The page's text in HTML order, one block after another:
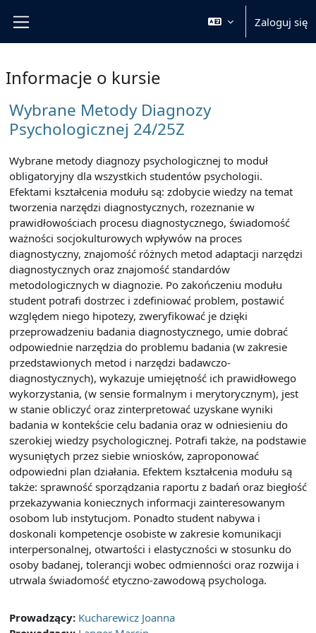
Zaloguj się
Informacje o kursie
Wybrane Metody Diagnozy
Psychologicznej 24/25Z
Wybrane metody diagnozy psychologicznej to moduł
obligatoryjny dla wszystkich studentów psychologii.
Efektami kształcenia modułu są: zdobycie wiedzy na temat
tworzenia narzędzi diagnostycznych, rozeznanie w
prawidłowościach procesu diagnostycznego, świadomość
ważności socjokulturowych wpływów na proces
diagnostyczny, znajomość różnych metod adaptacji narzędzi
diagnostycznych oraz znajomość standardów
metodologicznych w diagnozie. Po zakończeniu modułu
student potrafi dostrzec i zdefiniować problem, postawić
względem niego hipotezy, zweryfikować je dzięki
przeprowadzeniu badania diagnostycznego, umie dobrać
odpowiednie narzędzia do problemu badania (w zakresie
przedstawionych metod i narzędzi badawczo-
diagnostycznych), wykazuje umiejętność ich prawidłowego
wykorzystania, (w sensie formalnym i merytorycznym), jest
w stanie obliczyć oraz zinterpretować uzyskane wyniki
badania w kontekście celu badania oraz w odniesieniu do
szerokiej wiedzy psychologicznej. Potrafi także, na podstawie
wysuniętych przez siebie wniosków, zaproponować
odpowiedni plan działania. Efektem kształcenia modułu są
także: sprawność sporządzania raportu z badań oraz biegłość
przekazywania koniecznych informacji zainteresowanym
osobom lub instytucjom. Ponadto student nabywa i
doskonali kompetencje osobiste w zakresie komunikacji
interpersonalnej, otwartości i elastyczności w stosunku do
osoby badanej, tolerancji wobec odmienności oraz rozwija i
utrwala świadomość etyczno-zawodową psychologa.
Prowadzący: Kucharewicz Joanna